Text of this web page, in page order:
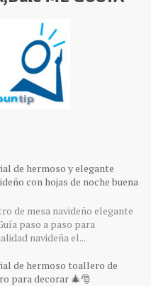
de hermoso y elegante
con hojas de noche buena
de mesa navideño elegante
paso a paso para
navideña el...
de hermoso toallero de
para decorar 🎄🎅